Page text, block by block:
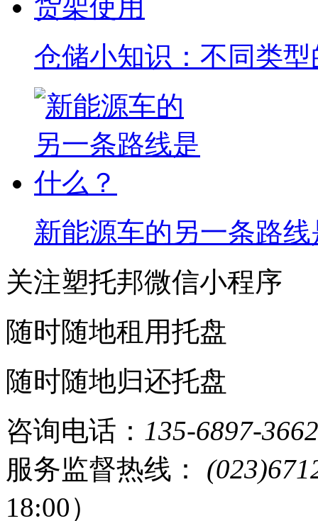
仓储小知识：不同类
新能源车的另一条路
关注塑托邦微信小程序
随时随地租用托盘
随时随地归还托盘
咨询电话： 135-6897-3662
服务监督热线：
18:00）